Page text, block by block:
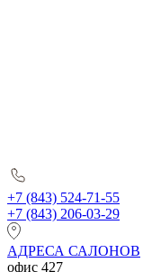
+7 (843) 524-71-55
+7 (843) 206-03-29
АДРЕСА САЛОНОВ
офис 427